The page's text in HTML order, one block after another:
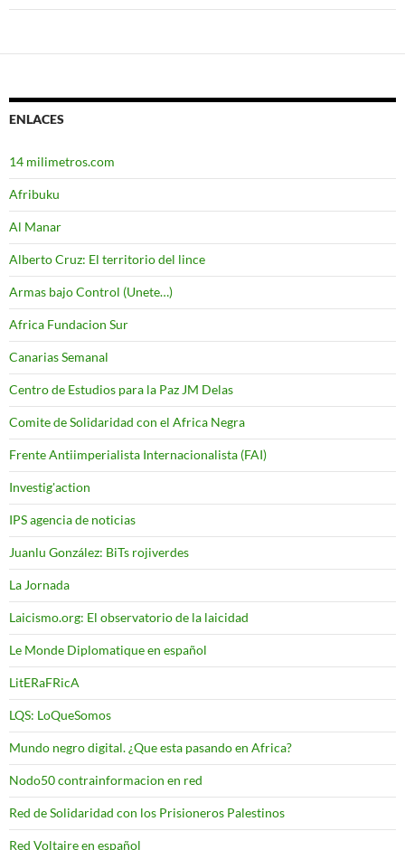
ENLACES
14 milimetros.com
Afribuku
Al Manar
Alberto Cruz: El territorio del lince
Armas bajo Control (Unete…)
Africa Fundacion Sur
Canarias Semanal
Centro de Estudios para la Paz JM Delas
Comite de Solidaridad con el Africa Negra
Frente Antiimperialista Internacionalista (FAI)
Investig'action
IPS agencia de noticias
Juanlu González: BiTs rojiverdes
La Jornada
Laicismo.org: El observatorio de la laicidad
Le Monde Diplomatique en español
LitERaFRicA
LQS: LoQueSomos
Mundo negro digital. ¿Que esta pasando en Africa?
Nodo50 contrainformacion en red
Red de Solidaridad con los Prisioneros Palestinos
Red Voltaire en español